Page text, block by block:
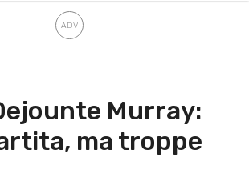
Murray:
ma troppe